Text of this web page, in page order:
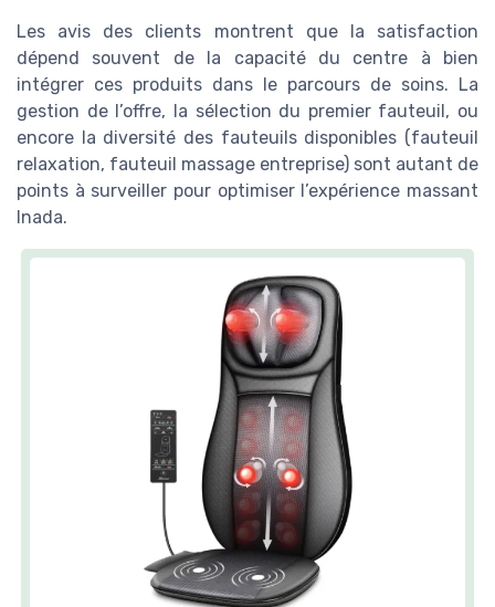
Les avis des clients montrent que la satisfaction
dépend souvent de la capacité du centre à bien
intégrer ces produits dans le parcours de soins. La
gestion de l’offre, la sélection du premier fauteuil, ou
encore la diversité des fauteuils disponibles (fauteuil
relaxation, fauteuil massage entreprise) sont autant de
points à surveiller pour optimiser l’expérience massant
Inada.